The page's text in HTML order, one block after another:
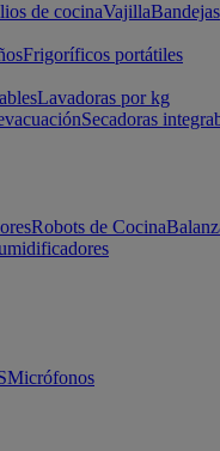
de cocinaVajillaBandejas
Frigoríficos portátiles
Lavadoras por kg
Secadoras
Robots de Cocina
Micrófonos